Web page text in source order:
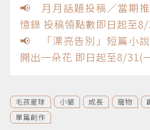
📢 月月話題投稿／當期
憶錄 投稿領點數即日起至
📢 「漂亮告別」短篇小
開出一朵花 即日起至8/31(
毛孩星球 小貓 成長 寵物
單篇創作